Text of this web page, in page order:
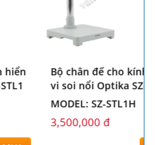
Bộ chân đế cho kính hiển
vi soi nổi Optika SZ-STL1H
MODEL: SZ-STL1H
3,500,000 đ